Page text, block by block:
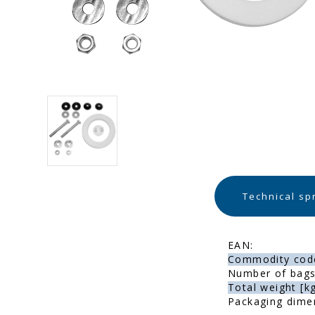
Technical
EAN:
Commodity
Number of
Total weight
Packaging